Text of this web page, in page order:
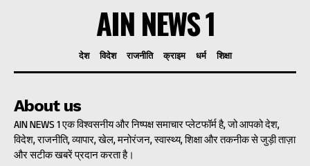
AIN NEWS 1
देश विदेश राजनीति क्राइम धर्म शिक्षा
About us
AIN NEWS 1 एक विश्वसनीय और निष्पक्ष समाचार प्लेटफॉर्म है, जो आपको देश,
विदेश, राजनीति, व्यापार, खेल, मनोरंजन, स्वास्थ्य, शिक्षा और तकनीक से जुड़ी ताज़ा
और सटीक खबरें प्रदान करता है।